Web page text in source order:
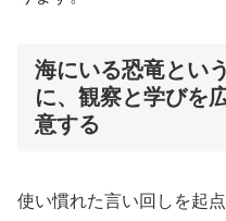
海にいる恐竜とい
に、観察と学びを
意する
使い慣れた言い回しを起